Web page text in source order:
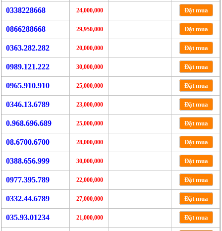
0338228668 24,000,000 Đặt mua
0866288668 29,950,000 Đặt mua
0363.282.282 20,000,000 Đặt mua
0989.121.222 30,000,000 Đặt mua
0965.910.910 25,000,000 Đặt mua
0346.13.6789 23,000,000 Đặt mua
0.968.696.689 25,000,000 Đặt mua
08.6700.6700 28,000,000 Đặt mua
0388.656.999 30,000,000 Đặt mua
0977.395.789 22,000,000 Đặt mua
0332.44.6789 27,000,000 Đặt mua
035.93.01234 21,000,000 Đặt mua